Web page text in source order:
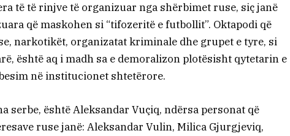
të të rinjve të organizuar nga shërbimet ruse, siç janë
që maskohen si “tifozeritë e futbollit”. Oktapodi që
narkotikët, organizatat kriminale dhe grupet e tyre, si
është aq i madh sa e demoralizon plotësisht qytetarin e
në institucionet shtetërore.
serbe, është Aleksandar Vuçiq, ndërsa personat që
ruse janë: Aleksandar Vulin, Milica Gjurgjeviq,